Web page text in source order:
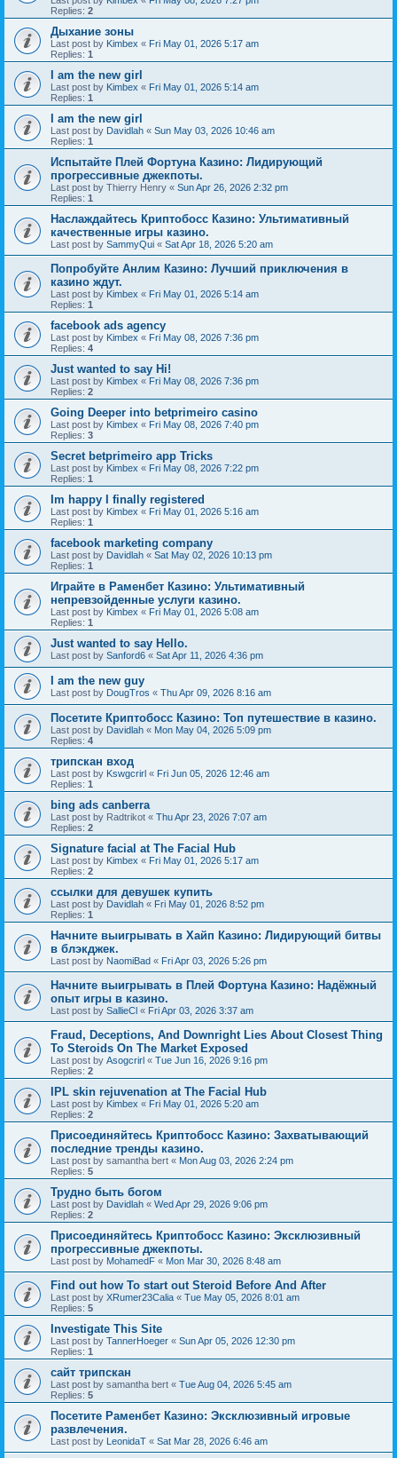
Replies: 2
Дыхание зоны
Last post by Kimbex « Fri May 01, 2026 5:17 am
Replies: 1
I am the new girl
Last post by Kimbex « Fri May 01, 2026 5:14 am
Replies: 1
I am the new girl
Last post by Davidlah « Sun May 03, 2026 10:46 am
Replies: 1
Испытайте Плей Фортуна Казино: Лидирующий
прогрессивные джекпоты.
Last post by Thierry Henry « Sun Apr 26, 2026 2:32 pm
Replies: 1
Наслаждайтесь Криптобосс Казино: Ультимативный
качественные игры казино.
Last post by SammyQui « Sat Apr 18, 2026 5:20 am
Попробуйте Анлим Казино: Лучший приключения в
казино ждут.
Last post by Kimbex « Fri May 01, 2026 5:14 am
Replies: 1
facebook ads agency
Last post by Kimbex « Fri May 08, 2026 7:36 pm
Replies: 4
Just wanted to say Hi!
Last post by Kimbex « Fri May 08, 2026 7:36 pm
Replies: 2
Going Deeper into betprimeiro casino
Last post by Kimbex « Fri May 08, 2026 7:40 pm
Replies: 3
Secret betprimeiro app Tricks
Last post by Kimbex « Fri May 08, 2026 7:22 pm
Replies: 1
Im happy I finally registered
Last post by Kimbex « Fri May 01, 2026 5:16 am
Replies: 1
facebook marketing company
Last post by Davidlah « Sat May 02, 2026 10:13 pm
Replies: 1
Играйте в Раменбет Казино: Ультимативный
непревзойденные услуги казино.
Last post by Kimbex « Fri May 01, 2026 5:08 am
Replies: 1
Just wanted to say Hello.
Last post by Sanford6 « Sat Apr 11, 2026 4:36 pm
I am the new guy
Last post by DougTros « Thu Apr 09, 2026 8:16 am
Посетите Криптобосс Казино: Топ путешествие в казино.
Last post by Davidlah « Mon May 04, 2026 5:09 pm
Replies: 4
трипскан вход
Last post by Kswgcrirl « Fri Jun 05, 2026 12:46 am
Replies: 1
bing ads canberra
Last post by Radtrikot « Thu Apr 23, 2026 7:07 am
Replies: 2
Signature facial at The Facial Hub
Last post by Kimbex « Fri May 01, 2026 5:17 am
Replies: 2
ссылки для девушек купить
Last post by Davidlah « Fri May 01, 2026 8:52 pm
Replies: 1
Начните выигрывать в Хайп Казино: Лидирующий битвы
в блэкджек.
Last post by NaomiBad « Fri Apr 03, 2026 5:26 pm
Начните выигрывать в Плей Фортуна Казино: Надёжный
опыт игры в казино.
Last post by SallieCl « Fri Apr 03, 2026 3:37 am
Fraud, Deceptions, And Downright Lies About Closest Thing
To Steroids On The Market Exposed
Last post by Asogcrirl « Tue Jun 16, 2026 9:16 pm
Replies: 2
IPL skin rejuvenation at The Facial Hub
Last post by Kimbex « Fri May 01, 2026 5:20 am
Replies: 2
Присоединяйтесь Криптобосс Казино: Захватывающий
последние тренды казино.
Last post by samantha bert « Mon Aug 03, 2026 2:24 pm
Replies: 5
Трудно быть богом
Last post by Davidlah « Wed Apr 29, 2026 9:06 pm
Replies: 2
Присоединяйтесь Криптобосс Казино: Эксклюзивный
прогрессивные джекпоты.
Last post by MohamedF « Mon Mar 30, 2026 8:48 am
Find out how To start out Steroid Before And After
Last post by XRumer23Calia « Tue May 05, 2026 8:01 am
Replies: 5
Investigate This Site
Last post by TannerHoeger « Sun Apr 05, 2026 12:30 pm
Replies: 1
сайт трипскан
Last post by samantha bert « Tue Aug 04, 2026 5:45 am
Replies: 5
Посетите Раменбет Казино: Эксклюзивный игровые
развлечения.
Last post by LeonidaT « Sat Mar 28, 2026 6:46 am